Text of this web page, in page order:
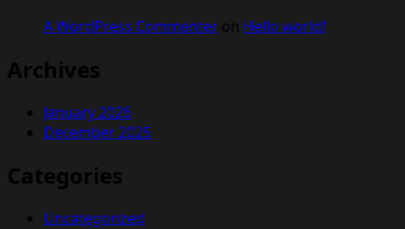
A WordPress Commenter on Hello world!
Archives
January 2026
December 2025
Categories
Uncategorized